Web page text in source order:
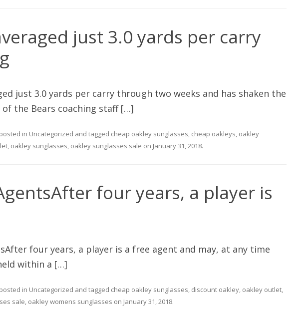
just 3.0 yards per carry
just 3.0 yards per carry through two weeks and has shaken the
of the Bears coaching staff […]
in Uncategorized and tagged cheap oakley sunglasses, cheap oakleys, oakley
, oakley sunglasses, oakley sunglasses sale on January 31, 2018.
four years, a player is
four years, a player is a free agent and may, at any time
within a […]
in Uncategorized and tagged cheap oakley sunglasses, discount oakley, oakley outlet,
sale, oakley womens sunglasses on January 31, 2018.